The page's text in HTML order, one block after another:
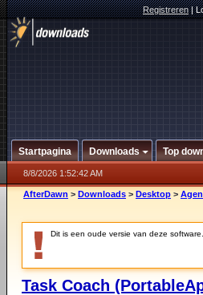
Registreren|
Startpagina Downloads Top
8/8/2026 1:52:42 AM
AfterDawn > Downloads > Desktop >
Dit is een oude versie van deze
Task Coach